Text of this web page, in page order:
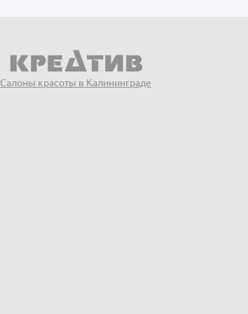
Салоны красоты в Калининграде